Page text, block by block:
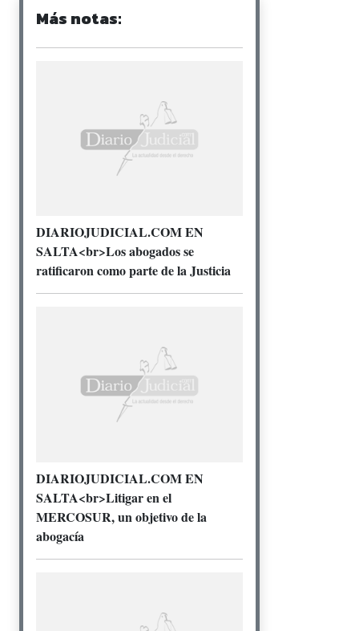
Más notas:
DIARIOJUDICIAL.COM EN
SALTA<br>Los abogados se
ratificaron como parte de la Justicia
DIARIOJUDICIAL.COM EN
SALTA<br>Litigar en el
MERCOSUR, un objetivo de la
abogacía